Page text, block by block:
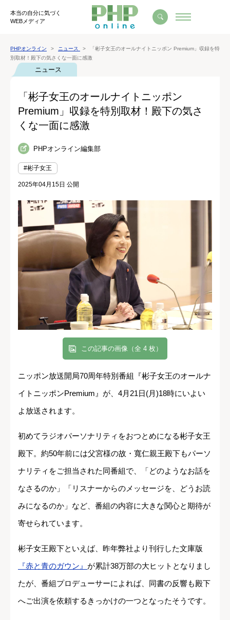
本当の自分に気づく
WEBメディア
PHPオンライン ニュース
「彬子女王のオールナイトニッポン Premium」収録を特
別取材！殿下の気さくな一面に感激
ニュース
「彬子女王のオールナイトニッポン
Premium」収録を特別取材！殿下の気さ
くな一面に感激
PHPオンライン編集部
#彬子女王
2025年04月15日 公開
この記事の画像（全 4 枚）
ニッポン放送開局70周年特別番組『彬子女王のオールナ
イトニッポンPremium』が、4月21日(月)18時にいよい
よ放送されます。
初めてラジオパーソナリティをおつとめになる彬子女王
殿下。約50年前には父宮様の故・寬仁親王殿下もパーソ
ナリティをご担当された同番組で、「どのようなお話を
なさるのか」「リスナーからのメッセージを、どうお読
みになるのか」など、番組の内容に大きな関心と期待が
寄せられています。
彬子女王殿下といえば、昨年弊社より刊行した文庫版
『赤と青のガウン』 が累計38万部の大ヒットとなりまし
たが、番組プロデューサーによれば、同書の反響も殿下
へご出演を依頼するきっかけの一つとなったそうです。